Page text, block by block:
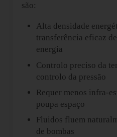
são:
Alta densidade
transferência eficaz
energia
Controlo preciso da
controlo da pressão
Requer menos infra-
poupa espaço
Fluidos fluem
de bombas